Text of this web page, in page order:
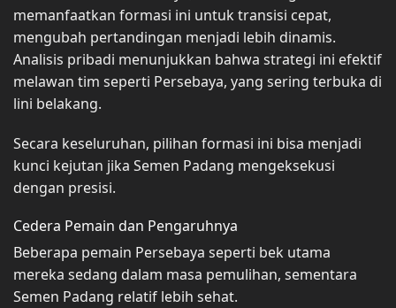
memanfaatkan formasi ini untuk transisi cepat,
mengubah pertandingan menjadi lebih dinamis.
Analisis pribadi menunjukkan bahwa strategi ini efektif
melawan tim seperti Persebaya, yang sering terbuka di
lini belakang.
Secara keseluruhan, pilihan formasi ini bisa menjadi
kunci kejutan jika Semen Padang mengeksekusi
dengan presisi.
Cedera Pemain dan Pengaruhnya
Beberapa pemain Persebaya seperti bek utama
mereka sedang dalam masa pemulihan, sementara
Semen Padang relatif lebih sehat.